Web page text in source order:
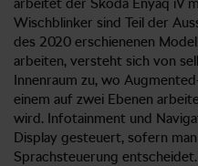
Wischblinker sind Teil der
des 2020 erschienenen
arbeiten, versteht sich von
Innenraum zu, wo
einem auf zwei Ebenen
wird. Infotainment und
Display gesteuert, sofern
Sprachsteuerung